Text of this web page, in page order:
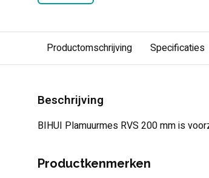
Productomschrijving Specificaties
Beschrijving
BIHUI Plamuurmes RVS 200 mm is
Productkenmerken